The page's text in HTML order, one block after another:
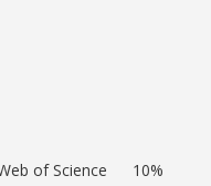
of Science
10%